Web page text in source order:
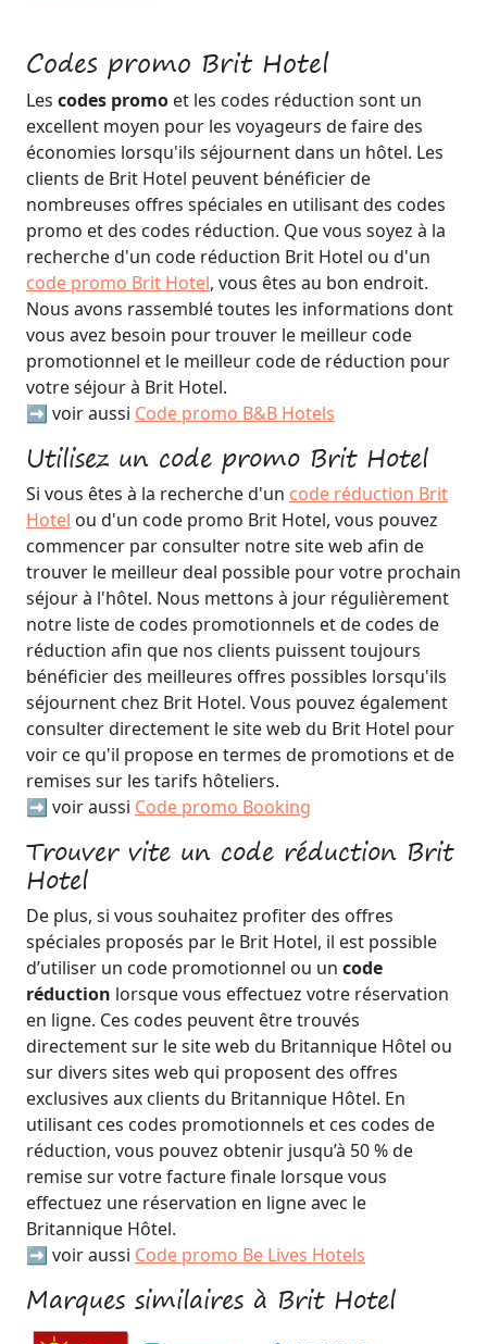
Codes promo Brit Hotel
Les codes promo et les codes réduction sont un
excellent moyen pour les voyageurs de faire des
économies lorsqu'ils séjournent dans un hôtel. Les
clients de Brit Hotel peuvent bénéficier de
nombreuses offres spéciales en utilisant des codes
promo et des codes réduction. Que vous soyez à la
recherche d'un code réduction Brit Hotel ou d'un
code promo Brit Hotel, vous êtes au bon endroit.
Nous avons rassemblé toutes les informations dont
vous avez besoin pour trouver le meilleur code
promotionnel et le meilleur code de réduction pour
votre séjour à Brit Hotel.
➡️ voir aussi Code promo B&B Hotels
Utilisez un code promo Brit Hotel
Si vous êtes à la recherche d'un code réduction Brit
Hotel ou d'un code promo Brit Hotel, vous pouvez
commencer par consulter notre site web afin de
trouver le meilleur deal possible pour votre prochain
séjour à l'hôtel. Nous mettons à jour régulièrement
notre liste de codes promotionnels et de codes de
réduction afin que nos clients puissent toujours
bénéficier des meilleures offres possibles lorsqu'ils
séjournent chez Brit Hotel. Vous pouvez également
consulter directement le site web du Brit Hotel pour
voir ce qu'il propose en termes de promotions et de
remises sur les tarifs hôteliers.
➡️ voir aussi Code promo Booking
Trouver vite un code réduction Brit
Hotel
De plus, si vous souhaitez profiter des offres
spéciales proposés par le Brit Hotel, il est possible
d’utiliser un code promotionnel ou un code
réduction lorsque vous effectuez votre réservation
en ligne. Ces codes peuvent être trouvés
directement sur le site web du Britannique Hôtel ou
sur divers sites web qui proposent des offres
exclusives aux clients du Britannique Hôtel. En
utilisant ces codes promotionnels et ces codes de
réduction, vous pouvez obtenir jusqu’à 50 % de
remise sur votre facture finale lorsque vous
effectuez une réservation en ligne avec le
Britannique Hôtel.
➡️ voir aussi Code promo Be Lives Hotels
Marques similaires à Brit Hotel